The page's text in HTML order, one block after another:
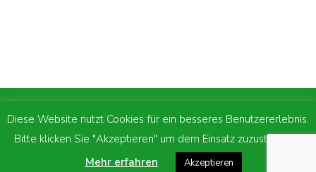
6010 Kriens |041 312 10 30|
info@mpnetwork.ch |Impressum|
Datenschutzerklärung
Diese Website nutzt Cookies für ein besseres Benutzererlebnis.
Bitte klicken Sie "Akzeptieren" um dem Einsatz zuzustimmen.
Mehr erfahren
Akzeptieren